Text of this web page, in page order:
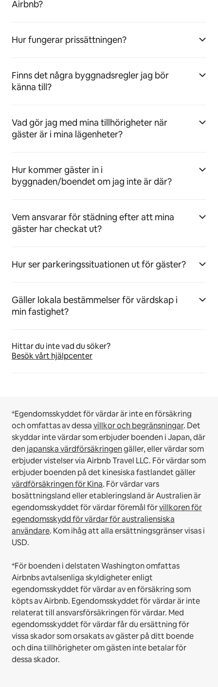
Airbnb?
Hur fungerar prissättningen?
Finns det några byggnadsregler jag bör
känna till?
Vad gör jag med mina tillhörigheter när
gäster är i mina lägenheter?
Hur kommer gäster in i
byggnaden/boendet om jag inte är där?
Vem ansvarar för städning efter att mina
gäster har checkat ut?
Hur ser parkeringssituationen ut för gäster?
Gäller lokala bestämmelser för värdskap i
min fastighet?
Hittar du inte vad du söker?
Besök vårt hjälpcenter
*Egendomsskyddet för värdar är inte en försäkring
och omfattas av dessavillkor och begränsningar. Det
skyddar inte värdar som erbjuder boenden i Japan, där
denjapanska värdförsäkringengäller, eller värdar som
erbjuder vistelser via Airbnb Travel LLC. För värdar som
erbjuder boenden på det kinesiska fastlandet gäller
värdförsäkringen för Kina. För värdar vars
bosättningsland eller etableringsland är Australien är
egendomsskyddet för värdar föremål förvillkoren för
egendomsskydd för värdar för australiensiska
användare. Kom ihåg att alla ersättningsgränser visas i
USD.
*För boenden i delstaten Washington omfattas
Airbnbs avtalsenliga skyldigheter enligt
egendomsskyddet för värdar av en försäkring som
köpts av Airbnb. Egendomsskyddet för värdar är inte
relaterat till ansvarsförsäkringen för värdar. Med
egendomsskyddet för värdar får du ersättning för
vissa skador som orsakats av gäster på ditt boende
och dina tillhörigheter om gästen inte betalar för
dessa skador.